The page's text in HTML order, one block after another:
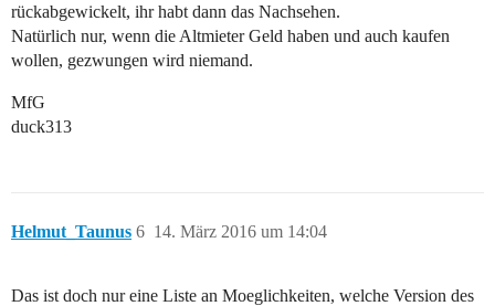
rückabgewickelt, ihr habt dann das Nachsehen.
Natürlich nur, wenn die Altmieter Geld haben und auch kaufen
wollen, gezwungen wird niemand.
MfG
duck313
Helmut_Taunus 14. März 2016 um 14:04
6
Das ist doch nur eine Liste an Moeglichkeiten, welche Version des